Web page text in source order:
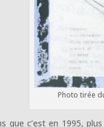
Photo tirée
que c’est en 1995,